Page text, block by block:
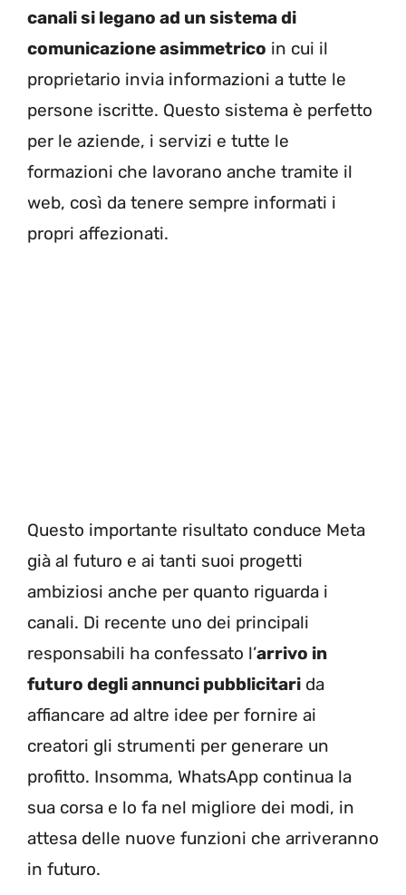
canali si legano ad un sistema di
comunicazione asimmetrico in cui il
proprietario invia informazioni a tutte le
persone iscritte. Questo sistema è perfetto
per le aziende, i servizi e tutte le
formazioni che lavorano anche tramite il
web, così da tenere sempre informati i
propri affezionati.
Questo importante risultato conduce Meta
già al futuro e ai tanti suoi progetti
ambiziosi anche per quanto riguarda i
canali. Di recente uno dei principali
responsabili ha confessato l’arrivo in
futuro degli annunci pubblicitari da
affiancare ad altre idee per fornire ai
creatori gli strumenti per generare un
profitto. Insomma, WhatsApp continua la
sua corsa e lo fa nel migliore dei modi, in
attesa delle nuove funzioni che arriveranno
in futuro.